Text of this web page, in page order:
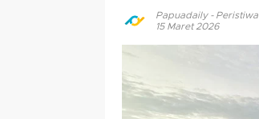
Papuadaily- Peristiwa
15 Maret 2026